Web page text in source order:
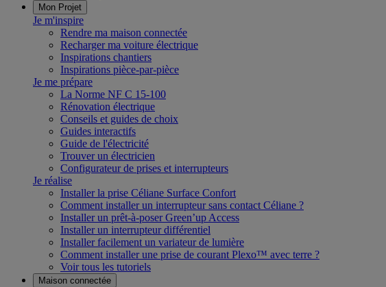
Mon Projet
Je m'inspire
Rendre ma maison connectée
Recharger ma voiture électrique
Inspirations chantiers
Inspirations pièce-par-pièce
Je me prépare
La Norme NF C 15-100
Rénovation électrique
Conseils et guides de choix
Guides interactifs
Guide de l'électricité
Trouver un électricien
Configurateur de prises et interrupteurs
Je réalise
Installer la prise Céliane Surface Confort
Comment installer un interrupteur sans contact Céliane ?
Installer un prêt-à-poser Green’up Access
Installer un interrupteur différentiel
Installer facilement un variateur de lumière
Comment installer une prise de courant Plexo™ avec terre ?
Voir tous les tutoriels
Maison connectée